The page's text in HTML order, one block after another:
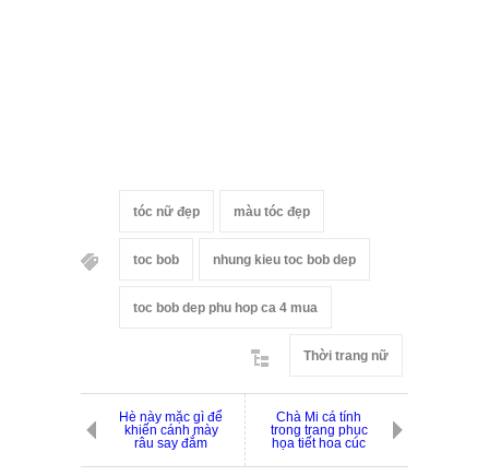
tóc nữ đẹp màu tóc đẹp
toc bob nhung kieu toc bob dep
toc bob dep phu hop ca 4 mua
Thời trang nữ
Hè này mặc gì để
khiến cánh mày
râu say đắm
Chà Mi cá tính
trong trang phục
họa tiết hoa cúc